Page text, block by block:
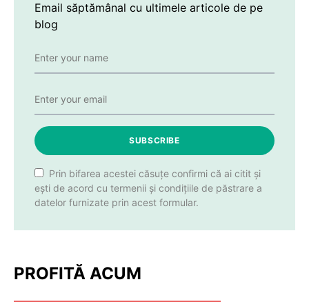
Email săptămânal cu ultimele articole de pe
blog
SUBSCRIBE
Prin bifarea acestei căsuțe confirmi că ai citit și
ești de acord cu termenii și condițiile de păstrare a
datelor furnizate prin acest formular.
PROFITĂ ACUM